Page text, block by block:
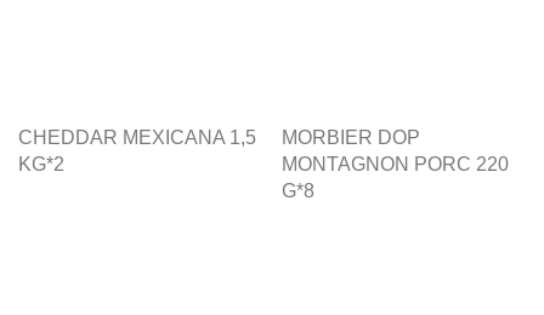
CHEDDAR MEXICANA 1,5
KG*2
MORBIER DOP
MONTAGNON PORC 220
G*8